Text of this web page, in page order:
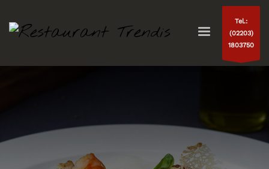
Tel.:
(02203)
1803750